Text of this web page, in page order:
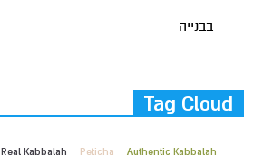
בבנייה
Tag Cloud
Authentic Kabbalah
Peticha
Real Kabbalah